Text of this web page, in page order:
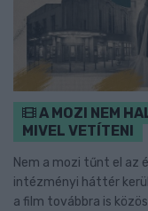
A MOZI NEM
MIVEL VETÍTENI
Nem a mozi tűnt el az
intézményi háttér
a film továbbra is